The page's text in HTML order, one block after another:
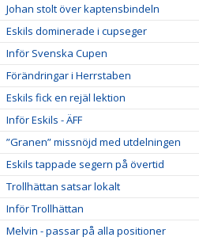
Johan stolt över kaptensbindeln
Eskils dominerade i cupseger
Inför Svenska Cupen
Förändringar i Herrstaben
Eskils fick en rejäl lektion
Inför Eskils - ÄFF
”Granen” missnöjd med utdelningen
Eskils tappade segern på övertid
Trollhättan satsar lokalt
Inför Trollhättan
Melvin - passar på alla positioner